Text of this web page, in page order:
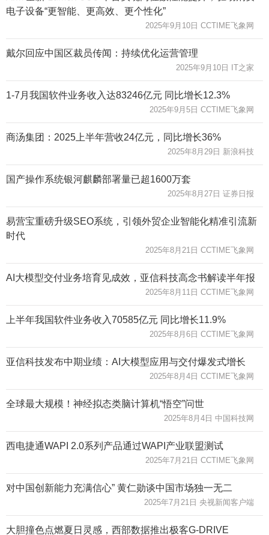
电子设备“更智能、更高效、更个性化”
2025年9月10日 CCTIME飞象网
戴尔回应中国区裁员传闻：持续优化运营管理
2025年9月10日 IT之家
1-7月我国软件业务收入达83246亿元 同比增长12.3%
2025年9月5日 CCTIME飞象网
商汤集团：2025上半年营收24亿元，同比增长36%
2025年8月29日 新浪科技
国产操作系统银河麒麟部署量已超1600万套
2025年8月27日 证券日报
易营宝重磅升级SEO系统，引领外贸企业智能化精准引流新
时代
2025年8月21日 CCTIME飞象网
AI大模型交付业务培育见成效，亚信科技高念书解读半年报
2025年8月11日 CCTIME飞象网
上半年我国软件业务收入70585亿元 同比增长11.9%
2025年8月6日 CCTIME飞象网
亚信科技发布中期业绩：AI大模型应用与交付爆发式增长
2025年8月4日 CCTIME飞象网
全球最大规模！神经拟态类脑计算机“悟空”问世
2025年8月4日 中国科技网
西电捷通WAPI 2.0系列产品通过WAPI产业联盟测试
2025年7月21日 CCTIME飞象网
对中国创新能力充满信心” 黄仁勋谈中国市场独一无二
2025年7月21日 央视新闻客户端
大胆撞色点燃夏日灵感，西部数据推出极客G-DRIVE